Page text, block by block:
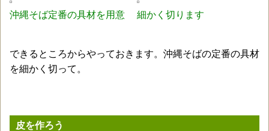
沖縄そば定番の具材を用意 細かく切ります
できるところからやっておきます。沖縄そばの定番の具材
を細かく切って。
皮を作ろう